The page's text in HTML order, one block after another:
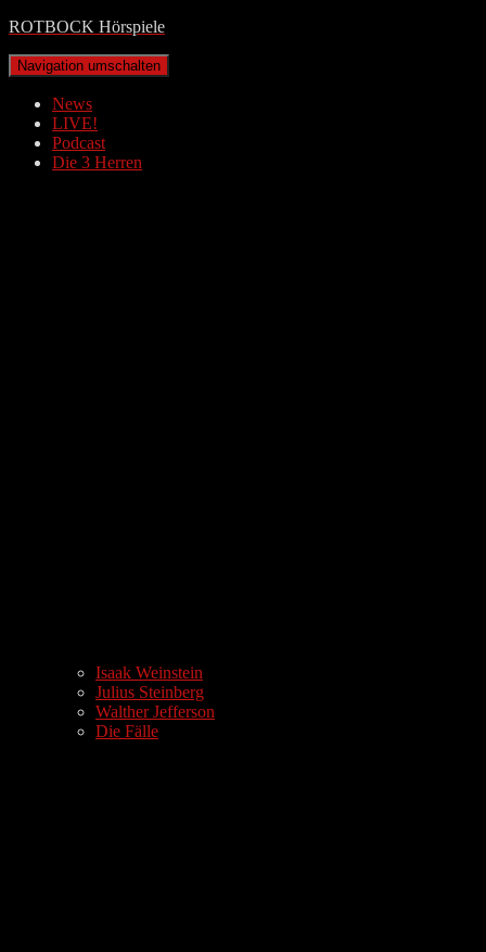
ROTBOCK Hörspiele
Navigation umschalten
News
LIVE!
Podcast
Die 3 Herren
Isaak Weinstein
Julius Steinberg
Walther Jefferson
Die Fälle